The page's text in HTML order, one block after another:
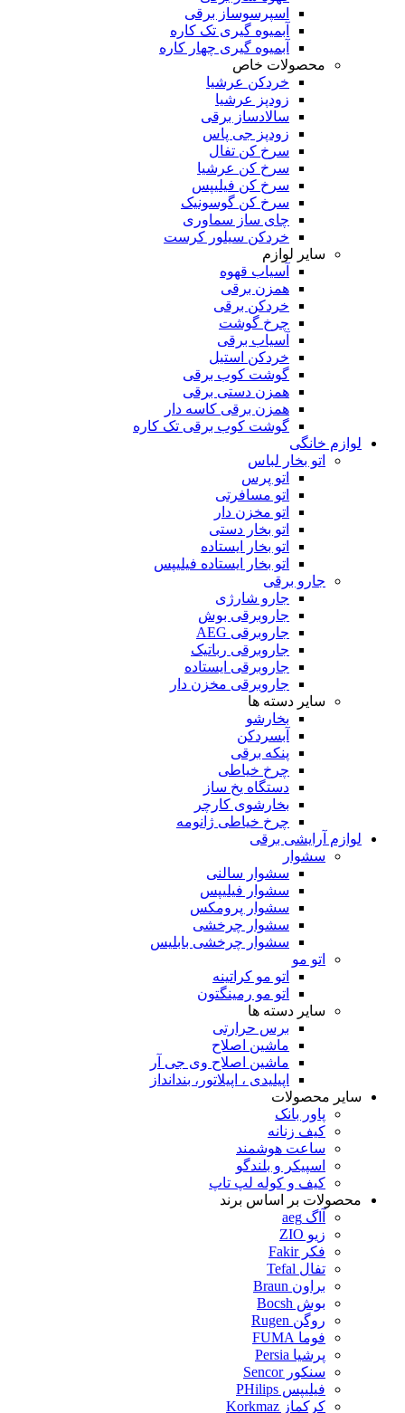
اسپرسوساز برقی
آبمیوه گیری تک کاره
آبمیوه گیری چهار کاره
محصولات خاص
خردکن عرشیا
زودپز عرشیا
سالادساز برقی
زودپز جی پاس
سرخ کن تفال
سرخ کن عرشیا
سرخ کن فیلیپس
سرخ کن گوسونیک
چای ساز سماوری
خردکن سیلور کرست
سایر لوازم
آسیاب قهوه
همزن برقی
خردکن برقی
چرخ گوشت
آسیاب برقی
خردکن استیل
گوشت کوب برقی
همزن دستی برقی
همزن برقی کاسه دار
گوشت کوب برقی تک کاره
لوازم خانگی
اتو بخار لباس
اتو پرس
اتو مسافرتی
اتو مخزن دار
اتو بخار دستی
اتو بخار ایستاده
اتو بخار ایستاده فیلیپس
جارو برقی
جارو شارژی
جاروبرقی بوش
جاروبرقی AEG
جاروبرقی رباتیک
جاروبرقی ایستاده
جاروبرقی مخزن دار
سایر دسته ها
بخارشو
آبسردکن
پنکه برقی
چرخ خیاطی
دستگاه یخ ساز
بخارشوی کارچر
چرخ خیاطی ژانومه
لوازم آرایشی برقی
سشوار
سشوار سالنی
سشوار فیلیپس
سشوار پرومکس
سشوار چرخشی
سشوار چرخشی بابلیس
اتو مو
اتو مو کراتینه
اتو مو رمینگتون
سایر دسته ها
برس حرارتی
ماشین اصلاح
ماشین اصلاح وی جی آر
اپیلیدی ، اپیلاتور، بندانداز
سایر محصولات
پاور بانک
کیف زنانه
ساعت هوشمند
اسپیکر و بلندگو
کیف و کوله لپ تاپ
محصولات بر اساس برند
آاگ aeg
زیو ZIO
فکر Fakir
تفال Tefal
براون Braun
بوش Bocsh
روگن Rugen
فوما FUMA
پرشیا Persia
سنکور Sencor
فیلیپس PHilips
کرکماز Korkmaz